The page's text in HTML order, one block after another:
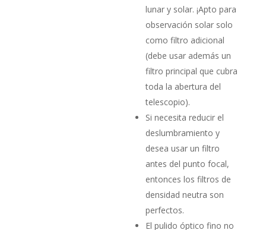
lunar y solar. ¡Apto para
observación solar solo
como filtro adicional
(debe usar además un
filtro principal que cubra
toda la abertura del
telescopio).
Si necesita reducir el
deslumbramiento y
desea usar un filtro
antes del punto focal,
entonces los filtros de
densidad neutra son
perfectos.
El pulido óptico fino no